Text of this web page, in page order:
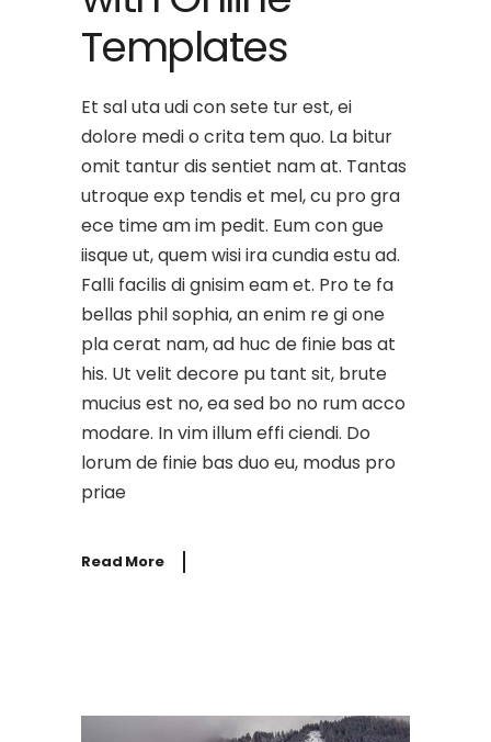
Templates
Et sal uta udi con sete tur est, ei
dolore medi o crita tem quo. La bitur
omit tantur dis sentiet nam at. Tantas
utroque exp tendis et mel, cu pro gra
ece time am im pedit. Eum con gue
iisque ut, quem wisi ira cundia estu ad.
Falli facilis di gnisim eam et. Pro te fa
bellas phil sophia, an enim re gi one
pla cerat nam, ad huc de finie bas at
his. Ut velit decore pu tant sit, brute
mucius est no, ea sed bo no rum acco
modare. In vim illum effi ciendi. Do
lorum de finie bas duo eu, modus pro
priae
Read More